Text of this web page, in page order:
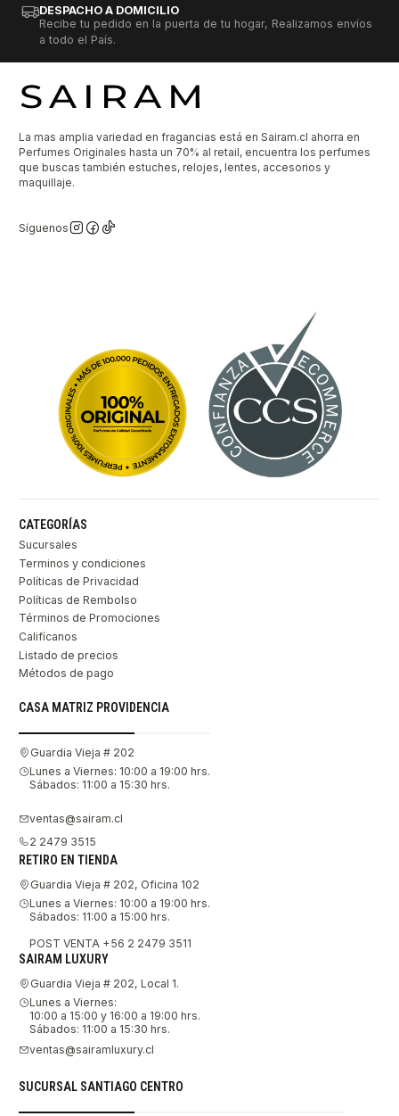
DESPACHO A DOMICILIO
Recibe tu pedido en la puerta de tu hogar, Realizamos envíos
a todo el País.
La mas amplia variedad en fragancias está en Sairam.cl ahorra en
Perfumes Originales hasta un 70% al retail, encuentra los perfumes
que buscas también estuches, relojes, lentes, accesorios y
maquillaje.
Síguenos
CATEGORÍAS
Sucursales
Terminos y condiciones
Políticas de Privacidad
Políticas de Rembolso
Términos de Promociones
Califícanos
Listado de precios
Métodos de pago
CASA MATRIZ PROVIDENCIA
Guardia Vieja # 202
Lunes a Viernes: 10:00 a 19:00 hrs.
Sábados: 11:00 a 15:30 hrs.
ventas@sairam.cl
2 2479 3515
RETIRO EN TIENDA
Guardia Vieja # 202, Oficina 102
Lunes a Viernes: 10:00 a 19:00 hrs.
Sábados: 11:00 a 15:00 hrs.
POST VENTA +56 2 2479 3511
SAIRAM LUXURY
Guardia Vieja # 202, Local 1.
Lunes a Viernes:
10:00 a 15:00 y 16:00 a 19:00 hrs.
Sábados: 11:00 a 15:30 hrs.
ventas@sairamluxury.cl
SUCURSAL SANTIAGO CENTRO